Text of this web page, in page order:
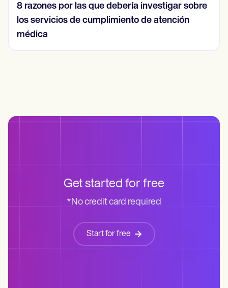
8 razones por las que debería investigar sobre
los servicios de cumplimiento de atención
médica
Get started for free
*No credit card required
Start for free